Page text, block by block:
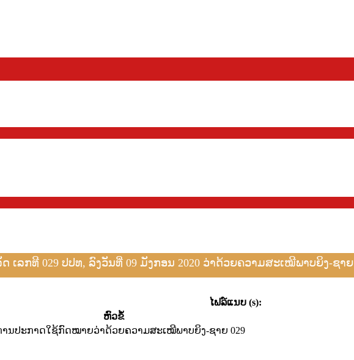
ເລກທີ 029 ປປທ, ລົງວັນທີ່ 09 ມັງກອນ 2020 ວ່າດ້ວຍຄວາມສະເໝີພາບຍິງ-ຊາຍ
ໄຟລ໌ແນບ (s):
​ຫົວ​ຂໍ້
ນປະກາດໃຊ້ກົດໝາຍວ່າດ້ວຍຄວາມສະເໝີພາບຍິງ-ຊາຍ 029